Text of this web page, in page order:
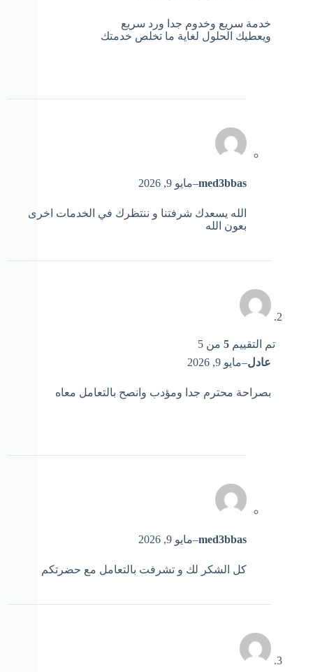
خدمة سريع وخدوم جدا ورد سريع
ويعطيك الحلول لغاية ما تخلص خدمتك
med3bbas
–مايو 9, 2026
الله يسعدك شرفتنا و ننتظرك في الخدمات اخرى
بعون الله
تم التقييم 5من 5
عادل–مايو 9, 2026
بصراحة محترم جدا ومؤدب وانصح بالتعامل معاه
med3bbas
–مايو 9, 2026
كل الشكر لك و تشرفت بالتعامل مع حضرتكم